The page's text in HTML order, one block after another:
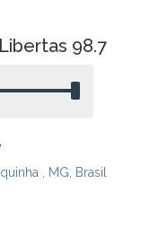
98.7
, MG, Brasil